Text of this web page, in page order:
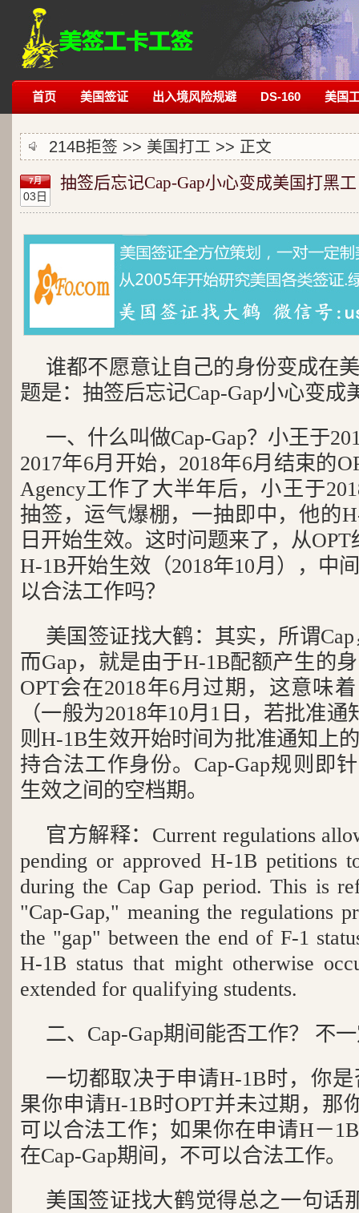
首页 美国签证 出入境风险规避 DS-160 美国
214B拒签 >> 美国打工 >> 正文
7月
03日
抽签后忘记Cap-Gap小心变成美国打黑工
谁都不愿意让自己的身份变成在
题是：抽签后忘记Cap-Gap小心变成
一、什么叫做Cap-Gap？小王于
2017年6月开始，2018年6月结束的
Agency工作了大半年后，小王于
抽签，运气爆棚，一抽即中，他的
日开始生效。这时问题来了，从
H-1B开始生效（2018年10月），中
以合法工作吗？
美国签证找大鹤：其实，所谓
而Gap，就是由于H-1B配额产生的
OPT会在2018年6月过期，这意味
（一般为2018年10月1日，若批准
则H-1B生效开始时间为批准通知上
持合法工作身份。Cap-Gap规则即
生效之间的空档期。
官方解释：Current regulations
pending or approved H-1B petitions
during the Cap Gap period. This is
"Cap-Gap," meaning the regulations
the "gap" between the end of F-1
H-1B status that might otherwise
extended for qualifying students.
二、Cap-Gap期间能否工作？ 不
一切都取决于申请H-1B时，你
果你申请H-1B时OPT并未过期，那
可以合法工作；如果你在申请H－
在Cap-Gap期间，不可以合法工作。
美国签证找大鹤觉得总之一句话